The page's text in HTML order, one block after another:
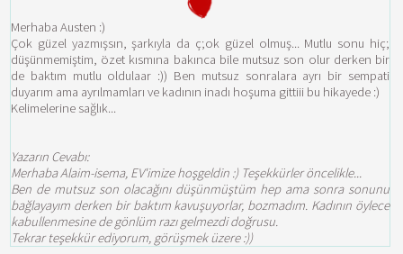
Merhaba Austen :)
Çok güzel yazmışsın, şarkıyla da ç;ok güzel olmuş... Mutlu sonu hiç;
düşünmemiştim, özet kısmına bakınca bile mutsuz son olur derken bir
de baktım mutlu oldulaar :)) Ben mutsuz sonralara ayrı bir sempati
duyarım ama ayrılmamları ve kadının inadı hoşuma gittiii bu hikayede :)
Kelimelerine sağlık...
Yazarın Cevabı:
Merhaba Alaim-isema, EV'imize hoşgeldin :) Teşekkürler öncelikle...
Ben de mutsuz son olacağını düşünmüştüm hep ama sonra sonunu
bağlayayım derken bir baktım kavuşuyorlar, bozmadım. Kadının öylece
kabullenmesine de gönlüm razı gelmezdi doğrusu.
Tekrar teşekkür ediyorum, görüşmek üzere :))